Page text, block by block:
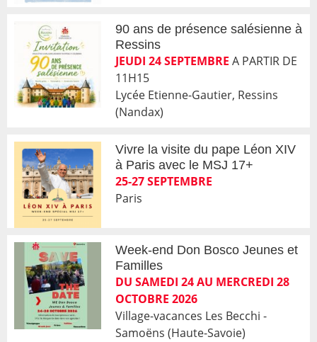
90 ans de présence salésienne à
Ressins
JEUDI 24 SEPTEMBRE A PARTIR DE
11H15
Lycée Etienne-Gautier, Ressins
(Nandax)
Vivre la visite du pape Léon XIV
à Paris avec le MSJ 17+
25-27 SEPTEMBRE
Paris
Week-end Don Bosco Jeunes et
Familles
DU SAMEDI 24 AU MERCREDI 28
OCTOBRE 2026
Village-vacances Les Becchi -
Samoëns (Haute-Savoie)